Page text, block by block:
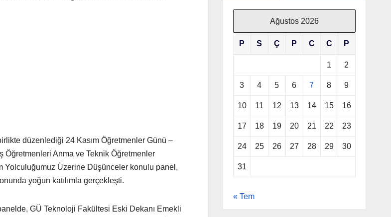
düzenlediği 24 Kasım Öğretmenler Günü –
Anma ve Teknik Öğretmenler
Yolculuğumuz Üzerine Düşünceler konulu panel,
yoğun katılımla gerçekleşti.
GÜ Teknoloji Fakültesi Eski Dekanı Emekli
Ağustos 2026
P S Ç P C C P
1 2
3 4 5 6 7 8 9
10 11 12 13 14 15 16
17 18 19 20 21 22 23
24 25 26 27 28 29 30
31
« Tem